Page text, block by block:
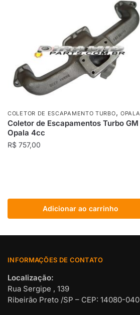
COLETOR DE ESCAPAMENTO TURBO,OPALA
Coletor de Escapamentos Turbo GM
Opala 4cc
R$ 757,00
Adicionar ao carrinho
INFORMAÇÕES DE CONTATO
Localização:
Rua Sergipe , 139
Ribeirão Preto /SP – CEP: 14080-040